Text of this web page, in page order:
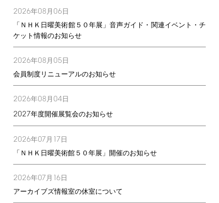
2026年08月 06日
「ＮＨＫ日曜美術館５０年展」音声ガイド・関連イベント・チ
ケット情報のお知らせ
2026年08月 05日
会員制度リニューアルのお知らせ
2026年08月 04日
2027年度開催展覧会のお知らせ
2026年07月 17日
「ＮＨＫ日曜美術館５０年展」開催のお知らせ
2026年07月 16日
アーカイブズ情報室の休室について